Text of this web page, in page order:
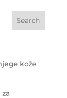
kože